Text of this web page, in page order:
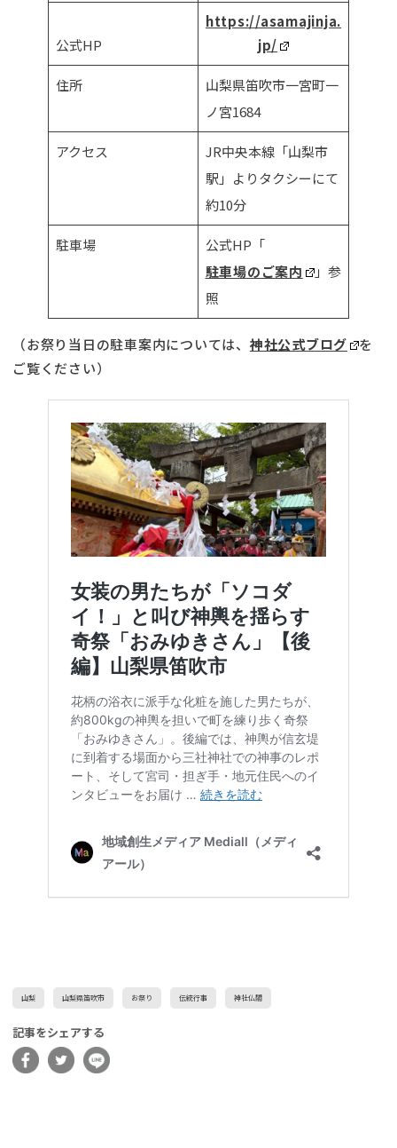
公式HP
https://asamajinja.
jp/
住所
山梨県笛吹市一宮町一
ノ宮1684
アクセス
JR中央本線「山梨市
駅」よりタクシーにて
約10分
駐車場
公式HP「
駐車場のご案内
」参
照
（お祭り当日の駐車案内については、 神社公式ブログ
を
ご覧ください）
山梨 山梨県笛吹市 お祭り 伝統行事 神社仏閣
記事をシェアする